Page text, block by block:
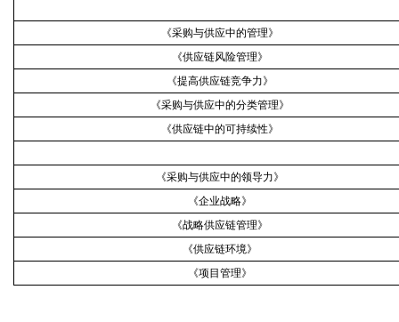
《采购与供应中的管理》
《供应链风险管理》
《提高供应链竞争力》
《采购与供应中的分类管理》
《供应链中的可持续性》
《采购与供应中的领导力》
《企业战略》
《战略供应链管理》
《供应链环境》
《项目管理》